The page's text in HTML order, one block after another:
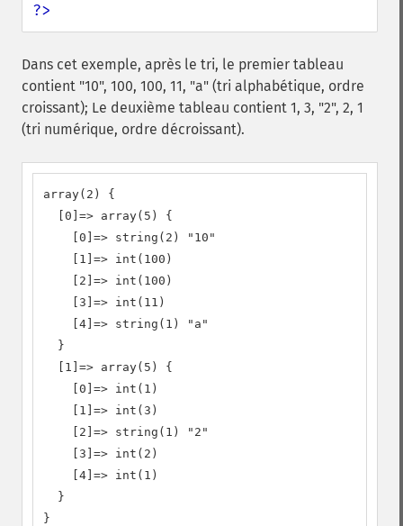
?>
Dans cet exemple, après le tri, le premier tableau
contient "10", 100, 100, 11, "a" (tri alphabétique, ordre
croissant); Le deuxième tableau contient 1, 3, "2", 2, 1
(tri numérique, ordre décroissant).
array(2) {
  [0]=> array(5) {
    [0]=> string(2) "10"
    [1]=> int(100)
    [2]=> int(100)
    [3]=> int(11)
    [4]=> string(1) "a"
  }
  [1]=> array(5) {
    [0]=> int(1)
    [1]=> int(3)
    [2]=> string(1) "2"
    [3]=> int(2)
    [4]=> int(1)
  }
}